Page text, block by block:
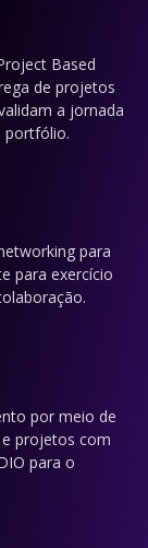
Based
de projetos
a jornada
portfólio.
para
para exercício
por meio de
projetos com
para o